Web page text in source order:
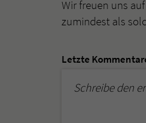
Wir freuen uns
zumindest als
Letzte
Schreibe den